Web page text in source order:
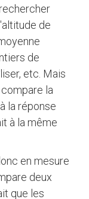
de
de
etc. Mais
la
la réponse
à la même
en mesure
deux
que les